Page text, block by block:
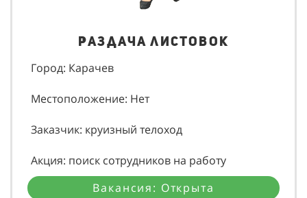
Раздача листовок
Город: Карачев
Местоположение: Нет
Заказчик: круизный телоход
Акция: поиск сотрудников на работу
Вакансия: Открыта